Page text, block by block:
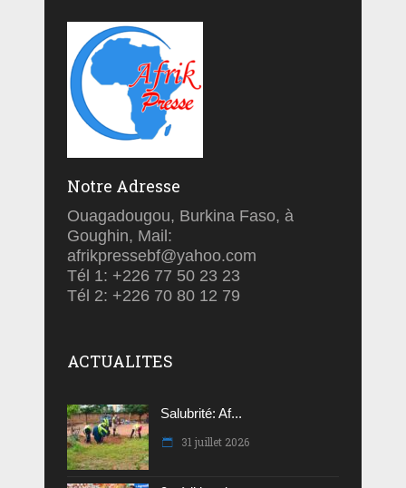
Notre Adresse
Ouagadougou, Burkina Faso, à
Goughin, Mail:
afrikpressebf@yahoo.com
Tél 1: +226 77 50 23 23
Tél 2: +226 70 80 12 79
ACTUALITES
Salubrité: Af...
31 juillet 2026